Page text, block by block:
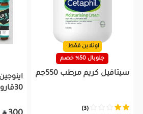
اونلاين فقط
جلوبال 50% خصم
سيتافيل كريم مرطب 550جم
(3)
30قاروره